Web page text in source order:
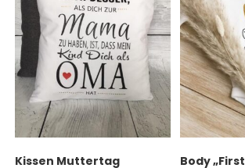
Kissen Muttertag
Body